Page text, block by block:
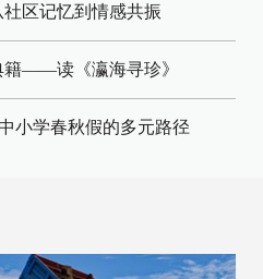
区记忆到情感共振
籍——读《瀛海寻珍》
小学春秋假的多元路径